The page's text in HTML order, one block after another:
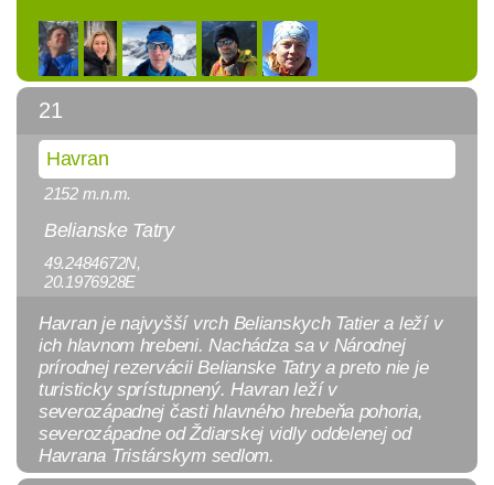
21
Havran
2152 m.n.m.
Belianske Tatry
49.2484672N,
20.1976928E
Havran je najvyšší vrch Belianskych Tatier a leží v
ich hlavnom hrebeni. Nachádza sa v Národnej
prírodnej rezervácii Belianske Tatry a preto nie je
turisticky sprístupnený. Havran leží v
severozápadnej časti hlavného hrebeňa pohoria,
severozápadne od Ždiarskej vidly oddelenej od
Havrana Tristárskym sedlom.